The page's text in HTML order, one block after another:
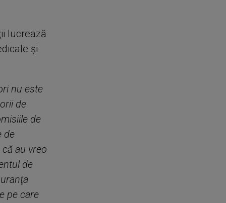
lucrează
şi
nu este
de
de
de
au vreo
de
pe care